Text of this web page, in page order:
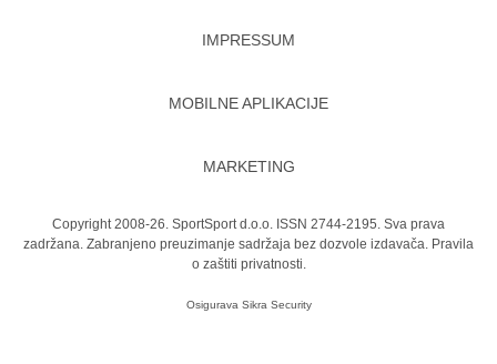
IMPRESSUM
MOBILNE APLIKACIJE
MARKETING
Copyright 2008-26. SportSport d.o.o. ISSN 2744-2195. Sva prava
zadržana. Zabranjeno preuzimanje sadržaja bez dozvole izdavača. Pravila
o zaštiti privatnosti.
Osigurava Sikra Security